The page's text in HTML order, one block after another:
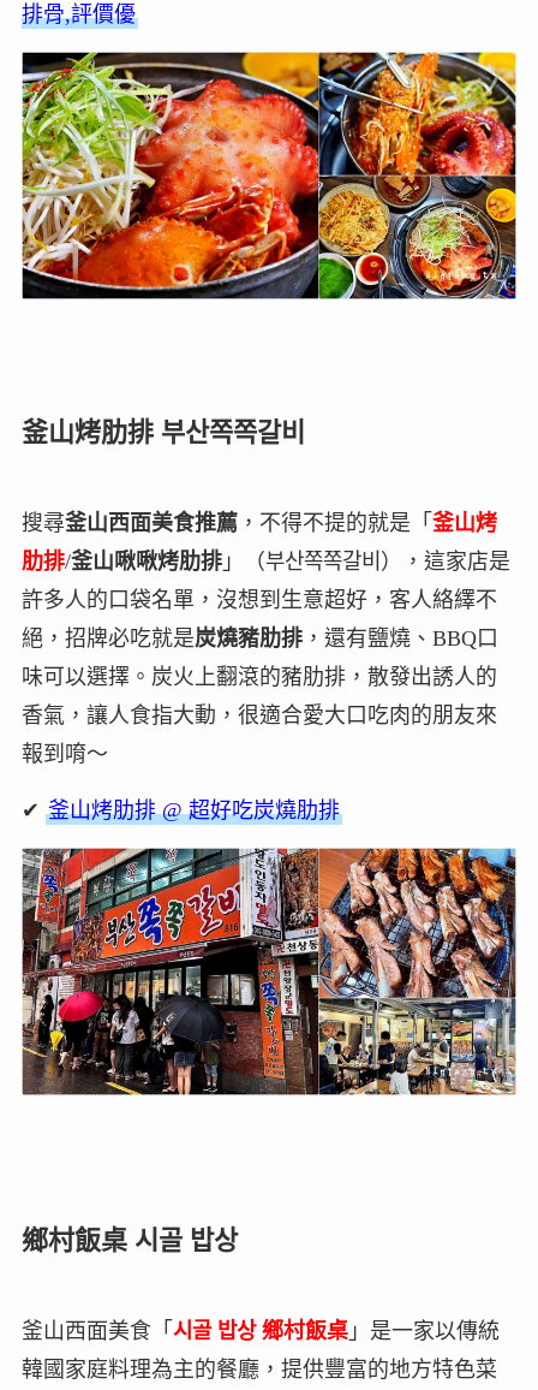
排骨,評價優
釜山烤肋排 부산쪽쪽갈비
搜尋釜山西面美食推薦，不得不提的就是「 釜山烤
肋排/釜山啾啾烤肋排」（부산쪽쪽갈비），這家店是
許多人的口袋名單，沒想到生意超好，客人絡繹不
絕，招牌必吃就是炭燒豬肋排，還有鹽燒、BBQ口
味可以選擇。炭火上翻滾的豬肋排，散發出誘人的
香氣，讓人食指大動，很適合愛大口吃肉的朋友來
報到唷～
✔ 釜山烤肋排 @ 超好吃炭燒肋排
鄉村飯桌 시골 밥상
釜山西面美食「 시골 밥상 鄉村飯桌」是一家以傳統
韓國家庭料理為主的餐廳，提供豐富的地方特色菜